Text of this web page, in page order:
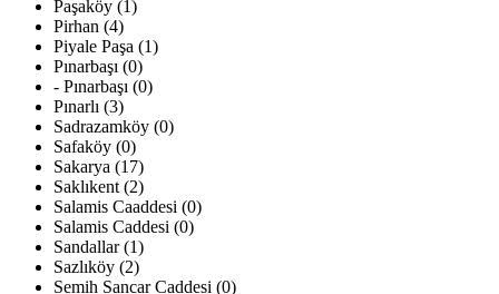
Paşaköy (1)
Pirhan (4)
Piyale Paşa (1)
Pınarbaşı (0)
- Pınarbaşı (0)
Pınarlı (3)
Sadrazamköy (0)
Safaköy (0)
Sakarya (17)
Saklıkent (2)
Salamis Caaddesi (0)
Salamis Caddesi (0)
Sandallar (1)
Sazlıköy (2)
Semih Sancar Caddesi (0)